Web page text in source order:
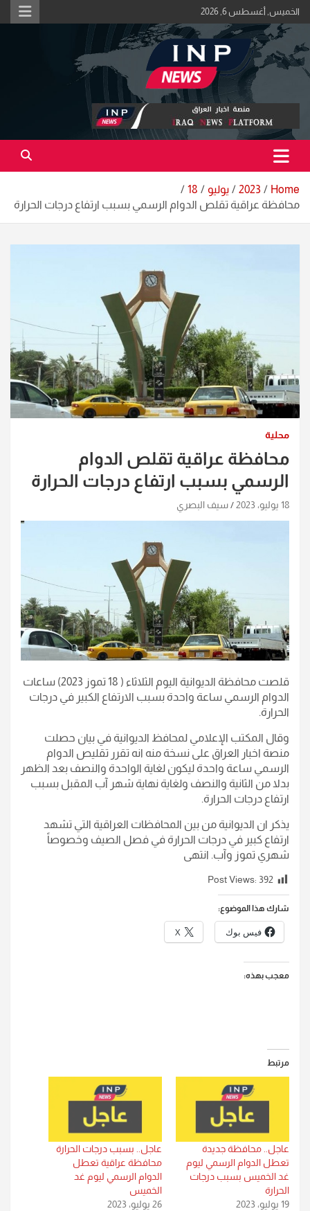
Skip
to
content
الخميس, أغسطس 6, 2026
منصة اخبار العراق
اكبر منصة خبرية في العراق | #الحقيقة_اولاً
Home
2023 يوليو
18
محافظة عراقية تقلص الدوام الرسمي بسبب ارتفاع درجات الحرارة
محلية
محافظة عراقية تقلص الدوام
الرسمي بسبب ارتفاع درجات الحرارة
18 يوليو، 2023 سيف البصري
قلصت محافظة الديوانية اليوم الثلاثاء ( 18 تموز 2023) ساعات
الدوام الرسمي ساعة واحدة بسبب الارتفاع الكبير في درجات
الحرارة.
وقال المكتب الإعلامي لمحافظ الديوانية في بيان حصلت
منصة اخبار العراق على نسخة منه انه تقرر تقليص الدوام
الرسمي ساعة واحدة ليكون لغاية الواحدة والنصف بعد الظهر
بدلا من الثانية والنصف ولغاية نهاية شهر آب المقبل بسبب
ارتفاع درجات الحرارة.
يذكر ان الديوانية من بين المحافظات العراقية التي تشهد
ارتفاع كبير في درجات الحرارة في فصل الصيف وخصوصاً
شهري تموز وآب. انتهى
Post Views: 392
شارك هذا الموضوع:
فيس بوك X
معجب بهذه:
مرتبط
عاجل.. محافظة جديدة
تعطل الدوام الرسمي ليوم
غد الخميس بسبب درجات
الحرارة
19 يوليو، 2023
عاجل.. بسبب درجات الحرارة
محافظة عراقية تعطل
الدوام الرسمي ليوم غد
الخميس
26 يوليو، 2023